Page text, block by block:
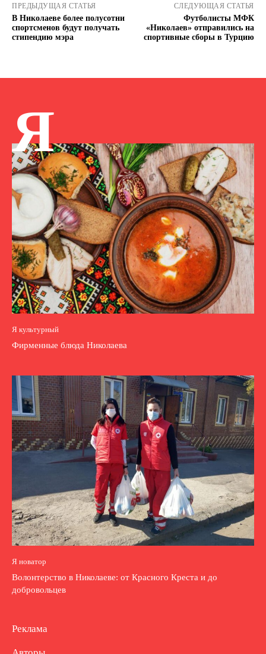
ПРЕДЫДУЩАЯ СТАТЬЯ
В Николаеве более полусотни
спортсменов будут получать
стипендию мэра
СЛЕДУЮЩАЯ СТАТЬЯ
Футболисты МФК
«Николаев» отправились на
спортивные сборы в Турцию
Я
Я культурный
Фирменные блюда Николаева
Я новатор
Волонтерство в Николаеве: от Красного Креста и до
добровольцев
Реклама